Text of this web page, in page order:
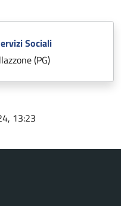
Sociali
(PG)
13:23